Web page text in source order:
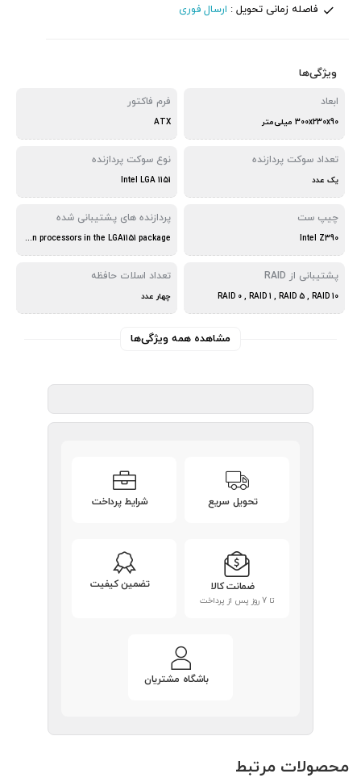
فاصله زمانی تحویل : ارسال فوری
ویژگی‌ها
ابعاد
300x230x90 میلی‌متر
فرم فاکتور
ATX
تعداد سوکت پردازنده
یک عدد
نوع سوکت پردازنده
Intel LGA 1151
چیپ ست
Intel Z390
پردازنده های پشتیبانی شده
9th and 8th Generation Intel Core i9/i7/i5/i3/Pentium/Celeron processors in the LGA1151 package
پشتیبانی از RAID
RAID 0 , RAID 1 , RAID 5 , RAID 10
تعداد اسلات حافظه
چهار عدد
مشاهده همه ویژگی‌ها
تحویل سریع شرایط پرداخت
ضمانت کالا
تا 7 روز پس از پرداخت
تضمین کیفیت
باشگاه مشتریان
محصولات مرتبط